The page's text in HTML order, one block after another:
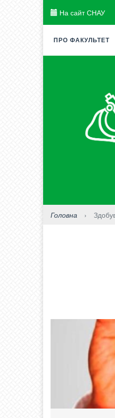
На сайт СНАУ
ПРО ФАКУЛЬТЕТ
Головна ›